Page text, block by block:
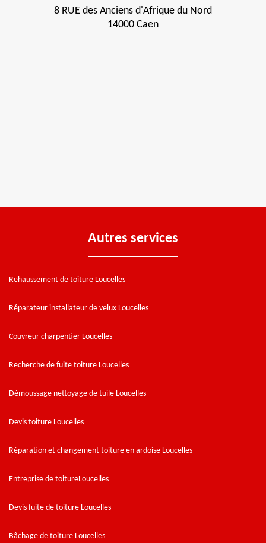
8 RUE des Anciens d'Afrique du Nord
14000 Caen
Autres services
Rehaussement de toiture Loucelles
Réparateur installateur de velux Loucelles
Couvreur charpentier Loucelles
Recherche de fuite toiture Loucelles
Démoussage nettoyage de tuile Loucelles
Devis toiture Loucelles
Réparation et changement toiture en ardoise Loucelles
Entreprise de toitureLoucelles
Devis fuite de toiture Loucelles
Bâchage de toiture Loucelles